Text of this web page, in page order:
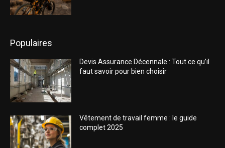
Populaires
Devis Assurance Décennale : Tout ce qu’il
faut savoir pour bien choisir
Vêtement de travail femme : le guide
complet 2025